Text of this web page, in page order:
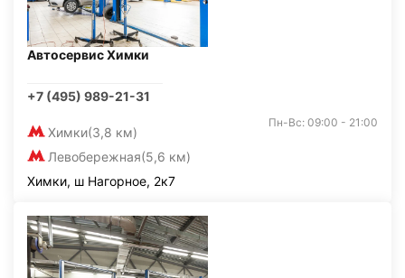
Автосервис Химки
+7 (495) 989-21-31
Химки(3,8 км)
Левобережная(5,6 км)
Пн-Вс: 09:00 - 21:00
Химки, ш Нагорное, 2к7